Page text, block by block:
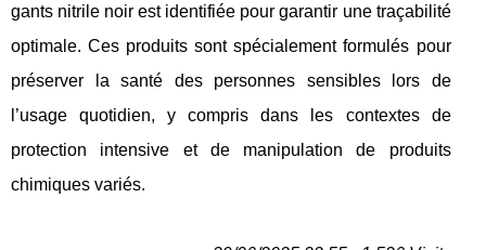
gants nitrile noir est identifiée pour garantir une traçabilité
optimale. Ces produits sont spécialement formulés pour
préserver la santé des personnes sensibles lors de
l’usage quotidien, y compris dans les contextes de
protection intensive et de manipulation de produits
chimiques variés.